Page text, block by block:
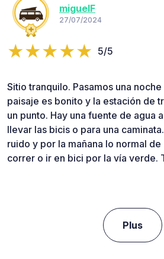
miguelF
27/07/2024
5/5
Sitio tranquilo. Pasamos una noche
paisaje es bonito y la estación de
un punto. Hay una fuente de agua
llevar las bicis o para una
ruido y por la mañana lo normal
correr o ir en bici por la vía verde.
Plus